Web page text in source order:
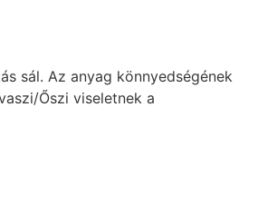
sál. Az anyag könnyedségének
Őszi viseletnek a